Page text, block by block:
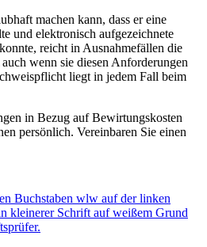
machen kann, dass er eine
und elektronisch aufgezeichnete
reicht in Ausnahmefällen die
wenn sie diesen Anforderungen
liegt in jedem Fall beim
in Bezug auf Bewirtungskosten
persönlich. Vereinbaren Sie einen